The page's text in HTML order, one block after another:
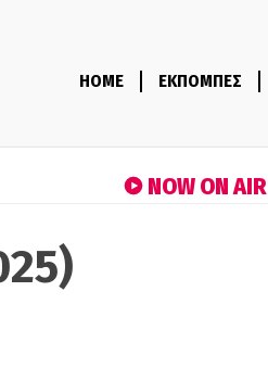
HOME ΕΚΠΟΜΠΕΣ
NOW ON AIR